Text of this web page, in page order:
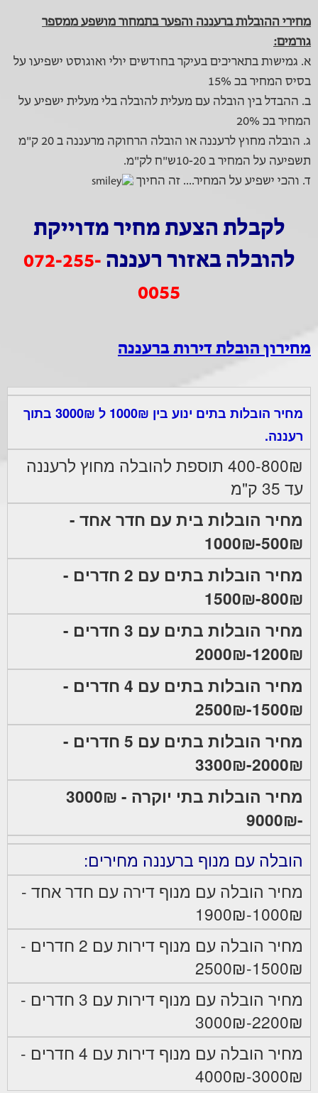
מחירי ההובלות ברעננה והפער בתמחור מושפע ממספר
גורמים:
א. גמישות בתאריכים בעיקר בחודשים יולי ואוגוסט ישפיעו על
בסיס המחיר בכ 15%
ב. ההבדל בין הובלה עם מעלית להובלה בלי מעלית ישפיע על
המחיר בכ 20%
ג. הובלה מחוץ לרעננה או הובלה הרחוקה מרעננה ב 20 ק"מ
תשפיעה על המחיר ב 10-20ש"ח לק"מ.
ד. והכי ישפיע על המחיר.... זה החיוך
לקבלת הצעת מחיר מדוייקת
להובלה באזור רעננה 072-255-
0055
מחירון הובלת דירות ברעננה
מחיר הובלות בתים ינוע בין 1000₪ ל 3000₪ בתוך
רעננה.
400-800₪ תוספת להובלה מחוץ לרעננה
עד 35 ק"מ
מחיר הובלות בית עם חדר אחד -
500₪-1000₪
מחיר הובלות בתים עם 2 חדרים -
800₪-1500₪
מחיר הובלות בתים עם 3 חדרים -
1200₪-2000₪
מחיר הובלות בתים עם 4 חדרים -
1500₪-2500₪
מחיר הובלות בתים עם 5 חדרים -
2000₪-3300₪
מחיר הובלות בתי יוקרה - 3000₪
-9000₪
הובלה עם מנוף ברעננה מחירים:
מחיר הובלה עם מנוף דירה עם חדר אחד -
1000₪-1900₪
מחיר הובלה עם מנוף דירות עם 2 חדרים -
1500₪-2500₪
מחיר הובלה עם מנוף דירות עם 3 חדרים -
2200₪-3000₪
מחיר הובלה עם מנוף דירות עם 4 חדרים -
3000₪-4000₪